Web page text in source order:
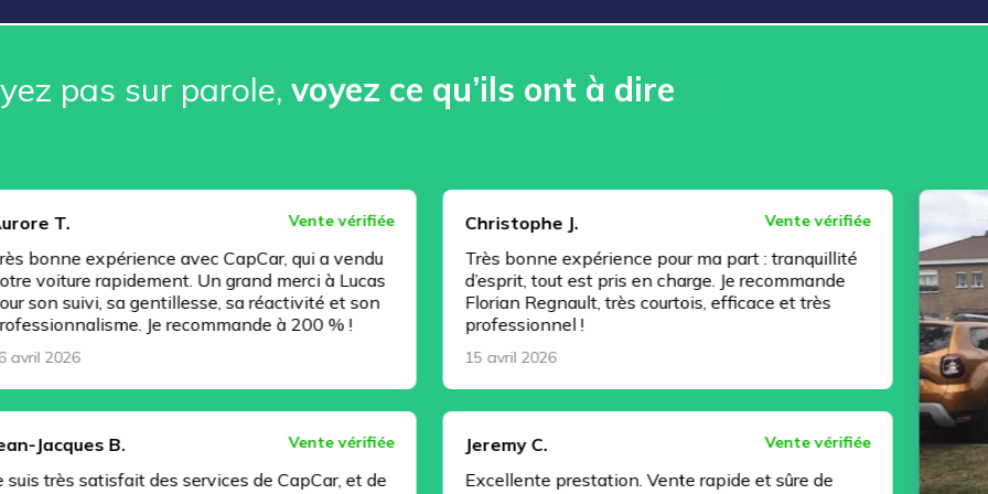
pas sur parole, voyez ce qu’ils ont à dire
Vente vérifiée
avec CapCar, qui a vendu
Un grand merci à Lucas
sa gentillesse, sa réactivité et son
Je recommande à 200 % !
B. Vente vérifiée
des services de CapCar, et de
Christophe J. Vente vérifiée
Très bonne expérience pour ma part : tranquillité
d’esprit, tout est pris en charge. Je recommande
Florian Regnault, très courtois, efficace et très
professionnel !
Jeremy C. Vente vérifiée
Excellente prestation. Vente rapide et sûre de